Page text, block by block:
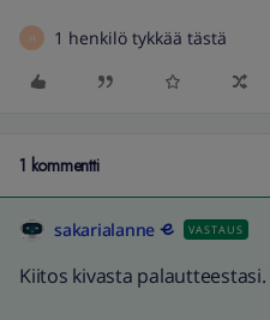
H 1 henkilö tykkää tästä
1 kommentti
sakarialanne VASTAUS
Kiitos kivasta